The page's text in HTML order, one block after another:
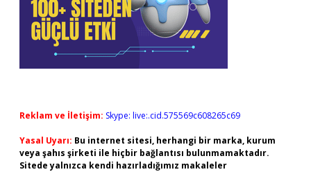
Reklam ve İletişim: Skype: live:.cid.575569c608265c69
Yasal Uyarı: Bu internet sitesi, herhangi bir marka, kurum
veya şahıs şirketi ile hiçbir bağlantısı bulunmamaktadır.
Sitede yalnızca kendi hazırladığımız makaleler